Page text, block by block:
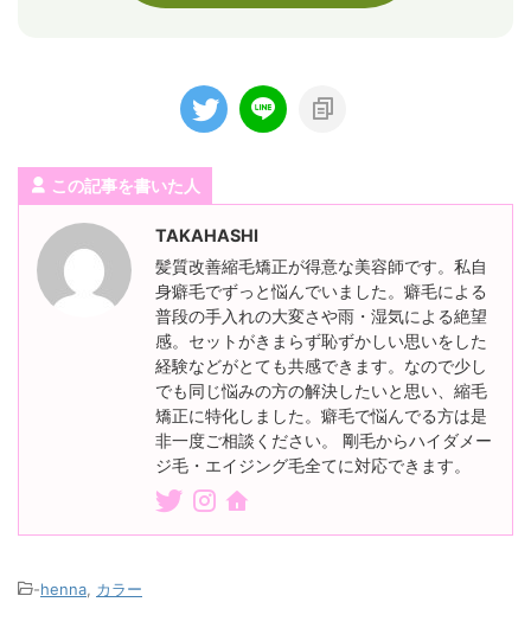
この記事を書いた人
TAKAHASHI
髪質改善縮毛矯正が得意な美容師です。私自
身癖毛でずっと悩んでいました。癖毛による
普段の手入れの大変さや雨・湿気による絶望
感。セットがきまらず恥ずかしい思いをした
経験などがとても共感できます。なので少し
でも同じ悩みの方の解決したいと思い、縮毛
矯正に特化しました。癖毛で悩んでる方は是
非一度ご相談ください。 剛毛からハイダメー
ジ毛・エイジング毛全てに対応できます。
-henna カラー